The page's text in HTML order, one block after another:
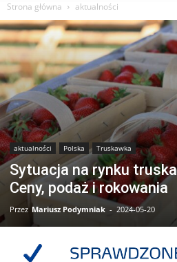
Strona główna aktualności
aktualności Polska Truskawka
Sytuacja na rynku
Ceny, podaż i rokowania
Przez Mariusz Podymniak - 2024-05-20